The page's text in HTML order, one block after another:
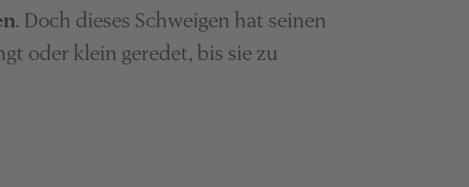
. Doch dieses Schweigen hat seinen
oder klein geredet, bis sie zu